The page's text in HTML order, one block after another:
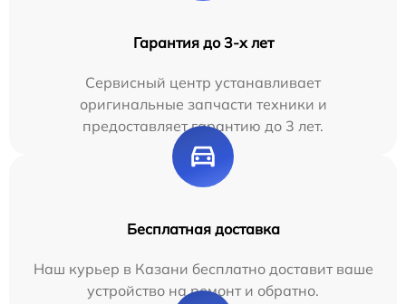
Гарантия до 3-х лет
Сервисный центр устанавливает
оригинальные запчасти техники и
предоставляет гарантию до 3 лет.
Бесплатная доставка
Наш курьер в Казани бесплатно доставит ваше
устройство на ремонт и обратно.